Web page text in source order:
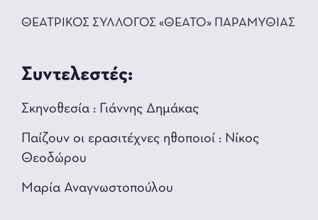
ΘΕΑΤΡΙΚΟΣ ΣΥΛΛΟΓΟΣ «ΘΕΑΤΟ» ΠΑΡΑΜΥΘΙΑΣ
Συντελεστές:
Σκηνοθεσία : Γιάννης Δημάκας
Παίζουν οι ερασιτέχνες ηθοποιοί : Νίκος
Θεοδώρου
Μαρία Αναγνωστοπούλου